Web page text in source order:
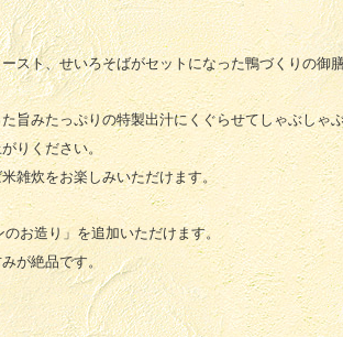
スト、せいろそばがセットになった鴨づくりの御
旨みたっぷりの特製出汁にくぐらせてしゃぶしゃ
りください。
雑炊をお楽しみいただけます。
お造り」を追加いただけます。
が絶品です。